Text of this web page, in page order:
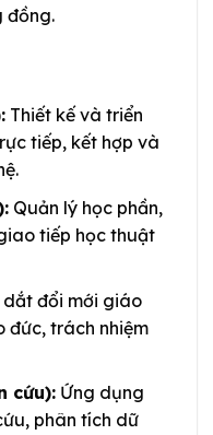
đồng.
Thiết kế và triển
tiếp, kết hợp và
Quản lý học phần,
tiếp học thuật
đổi mới giáo
đức, trách nhiệm
cứu):Ứng dụng
phân tích dữ